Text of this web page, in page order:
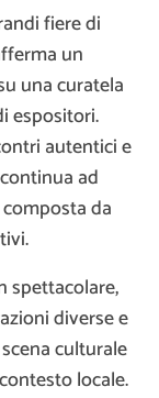
fiere di
un
una curatela
espositori.
autentici e
ad
da
spettacolare,
diverse e
culturale
locale.